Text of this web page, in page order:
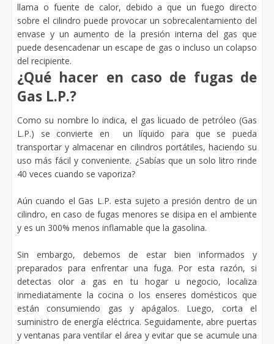
llama o fuente de calor, debido a que un fuego directo
sobre el cilindro puede provocar un sobrecalentamiento del
envase y un aumento de la presión interna del gas que
puede desencadenar un escape de gas o incluso un colapso
del recipiente.
¿Qué hacer en caso de fugas de
Gas L.P.?
Como su nombre lo indica, el gas licuado de petróleo (Gas
L.P.) se convierte en un líquido para que se pueda
transportar y almacenar en cilindros portátiles, haciendo su
uso más fácil y conveniente. ¿Sabías que un solo litro rinde
40 veces cuando se vaporiza?
Aún cuando el Gas L.P. esta sujeto a presión dentro de un
cilindro, en caso de fugas menores se disipa en el ambiente
y es un 300% menos inflamable que la gasolina.
Sin embargo, debemos de estar bien informados y
preparados para enfrentar una fuga. Por esta razón, si
detectas olor a gas en tu hogar u negocio, localiza
inmediatamente la cocina o los enseres domésticos que
están consumiendo gas y apágalos. Luego, corta el
suministro de energía eléctrica. Seguidamente, abre puertas
y ventanas para ventilar el área y evitar que se acumule una